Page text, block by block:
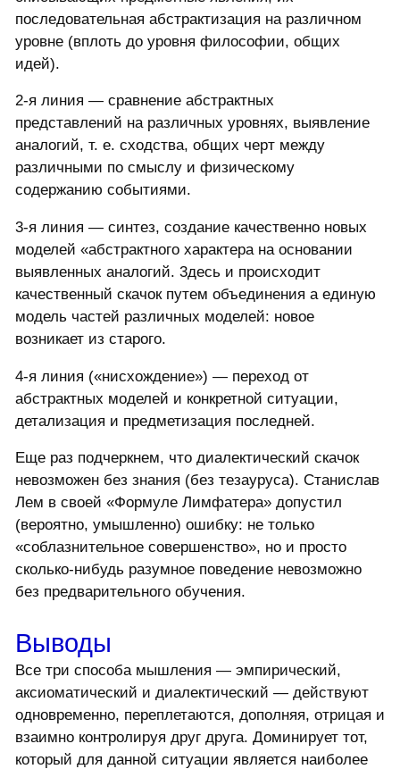
последовательная абстрактизация на различном
уровне (вплоть до уровня философии, общих
идей).
2-я линия — сравнение абстрактных
представлений на различных уровнях, выявление
аналогий, т. е. сходства, общих черт между
различными по смыслу и физическому
содержанию событиями.
3-я линия — синтез, создание качественно новых
моделей «абстрактного характера на основании
выявленных аналогий. 3десь и происходит
качественный скачок путем объединения а единую
модель частей различных моделей: новое
возникает из старого.
4-я линия («нисхождение») — переход от
абстрактных моделей и конкретной ситуации,
детализация и предметизация последней.
Еще раз подчеркнем, что диалектический скачок
невозможен без знания (без тезауруса). Станислав
Лем в своей «Формуле Лимфатера» допустил
(вероятно, умышленно) ошибку: не только
«соблазнительное совершенство», но и просто
сколько-нибудь разумное поведение невозможно
без предварительного обучения.
Выводы
Все три способа мышления — эмпирический,
аксиоматический и диалектический — действуют
одновременно, переплетаются, дополняя, отрицая и
взаимно контролируя друг друга. Доминирует тот,
который для данной ситуации является наиболее